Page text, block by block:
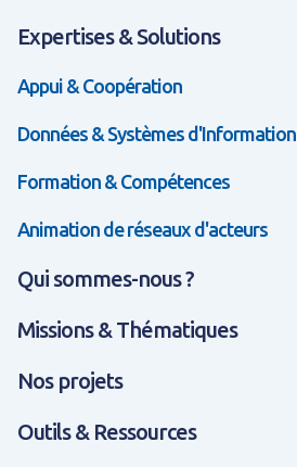
Expertises & Solutions
Appui & Coopération
Données & Systèmes d'Information
Formation & Compétences
Animation de réseaux d'acteurs
Qui sommes-nous ?
Missions & Thématiques
Nos projets
Outils & Ressources